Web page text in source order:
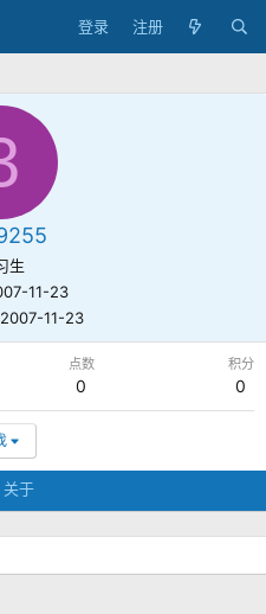
登录 注册
生
11-23
2007-11-23
点数
0
积分
0
关于